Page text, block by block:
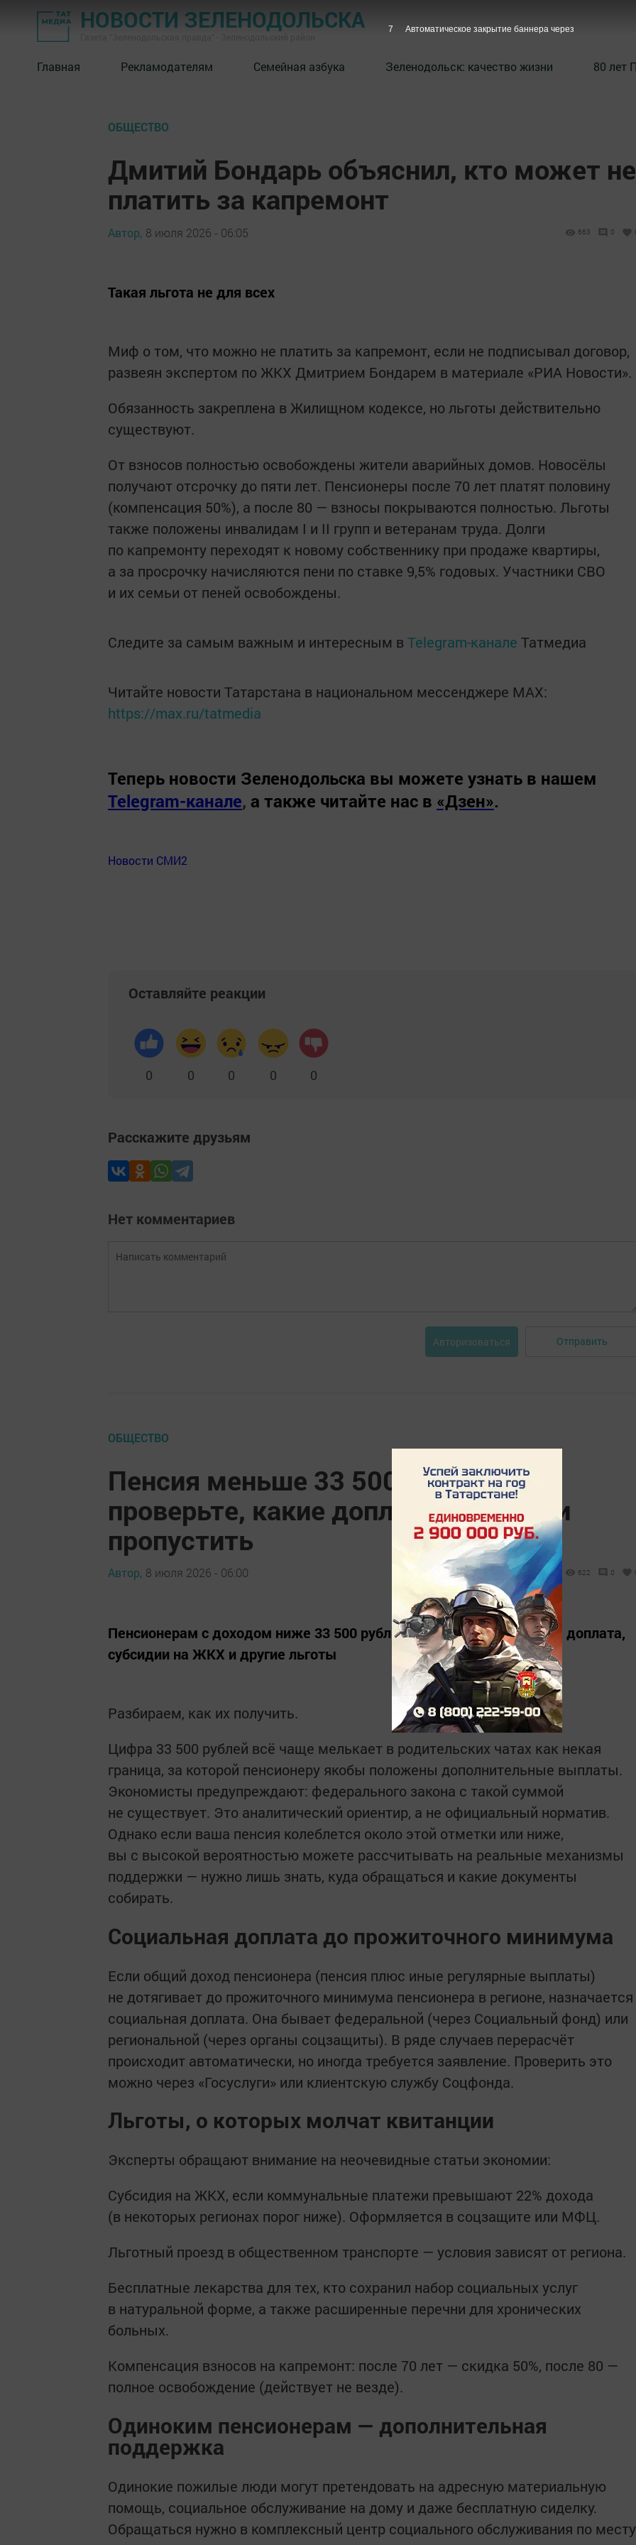
НОВОСТИ ЗЕЛЕНОДОЛЬСКА
Главная Рекламодателям Семейная азбука ⁠Зеленодольск: качество жизни 80 лет
ОБЩЕСТВО
Дмитий Бондарь объяснил, кто может не
платить за капремонт
Автор, 8 июля 2026 - 06:05 663 0
Такая льгота не для всех
Миф о том, что можно не платить за капремонт, если не подписывал договор,
развеян экспертом по ЖКХ Дмитрием Бондарем в материале «РИА Новости».
Обязанность закреплена в Жилищном кодексе, но льготы действительно
существуют.
От взносов полностью освобождены жители аварийных домов. Новосёлы
получают отсрочку до пяти лет. Пенсионеры после 70 лет платят половину
(компенсация 50%), а после 80 — взносы покрываются полностью. Льготы
также положены инвалидам I и II групп и ветеранам труда. Долги
по капремонту переходят к новому собственнику при продаже квартиры,
а за просрочку начисляются пени по ставке 9,5% годовых. Участники СВО
и их семьи от пеней освобождены.
Следите за самым важным и интересным в Telegram-канале Татмедиа
Читайте новости Татарстана в национальном мессенджере MАХ:
https://max.ru/tatmedia
Теперь новости Зеленодольска вы можете узнать в нашем
Telegram-канале, а также читайте нас в «Дзен».
Новости СМИ2
Оставляйте реакции
0 0 0 0 0
Расскажите друзьям
Нет комментариев
Авторизоваться Отправить
ОБЩЕСТВО
Пенсия меньше 33 500 рублей —
проверьте, какие доплаты вы могли
пропустить
Автор, 8 июля 2026 - 06:00 622 0
Пенсионерам с доходом ниже 33 500 рублей положены социальная доплата,
субсидии на ЖКХ и другие льготы
Разбираем, как их получить.
Цифра 33 500 рублей всё чаще мелькает в родительских чатах как некая
граница, за которой пенсионеру якобы положены дополнительные выплаты.
Экономисты предупреждают: федерального закона с такой суммой
не существует. Это аналитический ориентир, а не официальный норматив.
Однако если ваша пенсия колеблется около этой отметки или ниже,
вы с высокой вероятностью можете рассчитывать на реальные механизмы
поддержки — нужно лишь знать, куда обращаться и какие документы
собирать.
Социальная доплата до прожиточного минимума
Если общий доход пенсионера (пенсия плюс иные регулярные выплаты)
не дотягивает до прожиточного минимума пенсионера в регионе, назначается
социальная доплата. Она бывает федеральной (через Социальный фонд) или
региональной (через органы соцзащиты). В ряде случаев перерасчёт
происходит автоматически, но иногда требуется заявление. Проверить это
можно через «Госуслуги» или клиентскую службу Соцфонда.
Льготы, о которых молчат квитанции
Эксперты обращают внимание на неочевидные статьи экономии:
Субсидия на ЖКХ, если коммунальные платежи превышают 22% дохода
(в некоторых регионах порог ниже). Оформляется в соцзащите или МФЦ.
Льготный проезд в общественном транспорте — условия зависят от региона.
Бесплатные лекарства для тех, кто сохранил набор социальных услуг
в натуральной форме, а также расширенные перечни для хронических
больных.
Компенсация взносов на капремонт: после 70 лет — скидка 50%, после 80 —
полное освобождение (действует не везде).
Одиноким пенсионерам — дополнительная
поддержка
Одинокие пожилые люди могут претендовать на адресную материальную
помощь, социальное обслуживание на дому и даже бесплатную сиделку.
Обращаться нужно в комплексный центр социального обслуживания по месту
6 Автоматическое закрытие баннера через